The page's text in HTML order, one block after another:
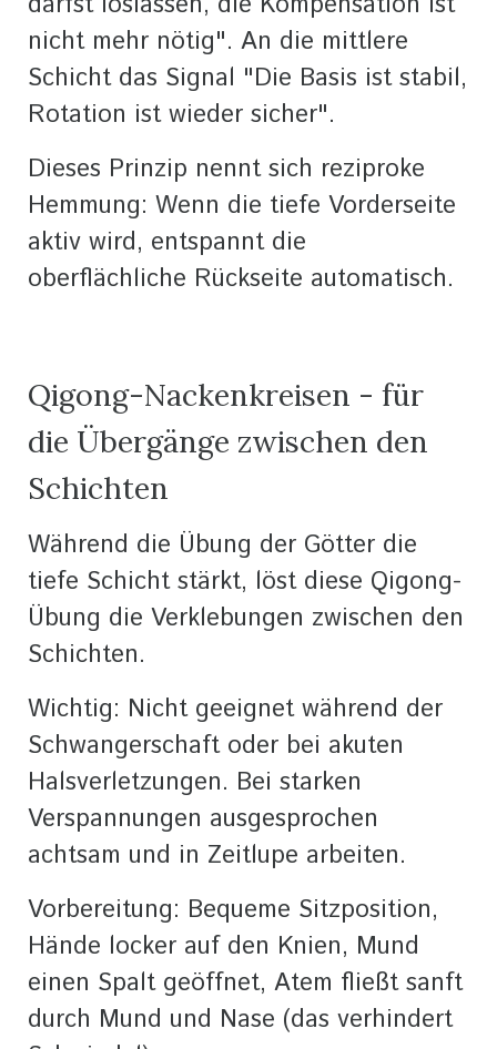
nicht mehr nötig". An die mittlere
Schicht das Signal "Die Basis ist stabil,
Rotation ist wieder sicher".
Dieses Prinzip nennt sich reziproke
Hemmung: Wenn die tiefe Vorderseite
aktiv wird, entspannt die
oberflächliche Rückseite automatisch.
Qigong-Nackenkreisen - für
die Übergänge zwischen den
Schichten
Während die Übung der Götter die
tiefe Schicht stärkt, löst diese Qigong-
Übung die Verklebungen zwischen den
Schichten.
Wichtig: Nicht geeignet während der
Schwangerschaft oder bei akuten
Halsverletzungen. Bei starken
Verspannungen ausgesprochen
achtsam und in Zeitlupe arbeiten.
Vorbereitung: Bequeme Sitzposition,
Hände locker auf den Knien, Mund
einen Spalt geöffnet, Atem fließt sanft
durch Mund und Nase (das verhindert